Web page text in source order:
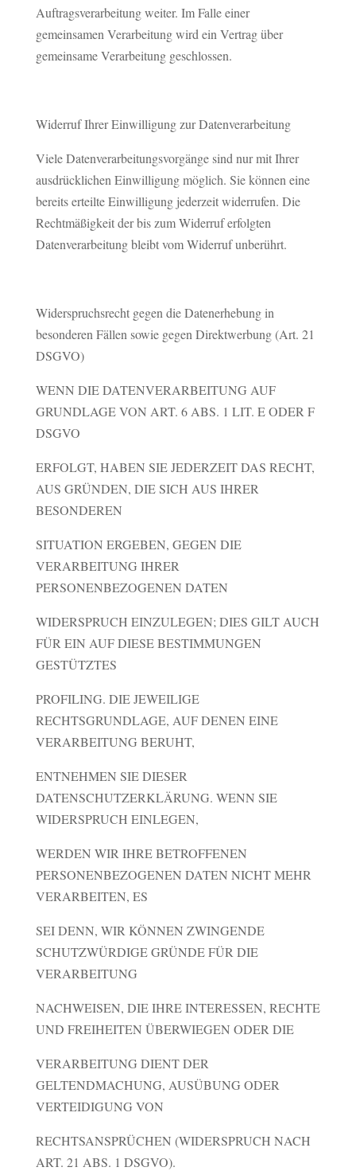
Auftragsverarbeitung weiter. Im Falle einer
gemeinsamen Verarbeitung wird ein Vertrag über
gemeinsame Verarbeitung geschlossen.
Widerruf Ihrer Einwilligung zur Datenverarbeitung
Viele Datenverarbeitungsvorgänge sind nur mit Ihrer
ausdrücklichen Einwilligung möglich. Sie können eine
bereits erteilte Einwilligung jederzeit widerrufen. Die
Rechtmäßigkeit der bis zum Widerruf erfolgten
Datenverarbeitung bleibt vom Widerruf unberührt.
Widerspruchsrecht gegen die Datenerhebung in
besonderen Fällen sowie gegen Direktwerbung (Art. 21
DSGVO)
WENN DIE DATENVERARBEITUNG AUF
GRUNDLAGE VON ART. 6 ABS. 1 LIT. E ODER F
DSGVO
ERFOLGT, HABEN SIE JEDERZEIT DAS RECHT,
AUS GRÜNDEN, DIE SICH AUS IHRER
BESONDEREN
SITUATION ERGEBEN, GEGEN DIE
VERARBEITUNG IHRER
PERSONENBEZOGENEN DATEN
WIDERSPRUCH EINZULEGEN; DIES GILT AUCH
FÜR EIN AUF DIESE BESTIMMUNGEN
GESTÜTZTES
PROFILING. DIE JEWEILIGE
RECHTSGRUNDLAGE, AUF DENEN EINE
VERARBEITUNG BERUHT,
ENTNEHMEN SIE DIESER
DATENSCHUTZERKLÄRUNG. WENN SIE
WIDERSPRUCH EINLEGEN,
WERDEN WIR IHRE BETROFFENEN
PERSONENBEZOGENEN DATEN NICHT MEHR
VERARBEITEN, ES
SEI DENN, WIR KÖNNEN ZWINGENDE
SCHUTZWÜRDIGE GRÜNDE FÜR DIE
VERARBEITUNG
NACHWEISEN, DIE IHRE INTERESSEN, RECHTE
UND FREIHEITEN ÜBERWIEGEN ODER DIE
VERARBEITUNG DIENT DER
GELTENDMACHUNG, AUSÜBUNG ODER
VERTEIDIGUNG VON
RECHTSANSPRÜCHEN (WIDERSPRUCH NACH
ART. 21 ABS. 1 DSGVO).